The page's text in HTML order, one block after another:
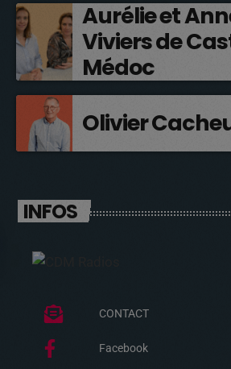
Aurélie et
Viviers de
Médoc
Olivier
INFOS
CONTACT
Facebook